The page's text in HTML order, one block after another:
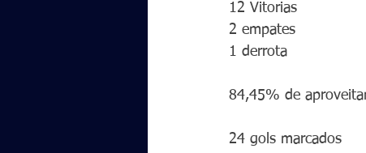
12 Vitorias
2 empates
1 derrota
84,45% de
24 gols marcados